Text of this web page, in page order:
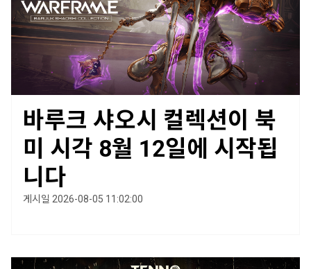
바루크 샤오시 컬렉션이 북
미 시각 8월 12일에 시작됩
니다
게시일 2026-08-05 11:02:00